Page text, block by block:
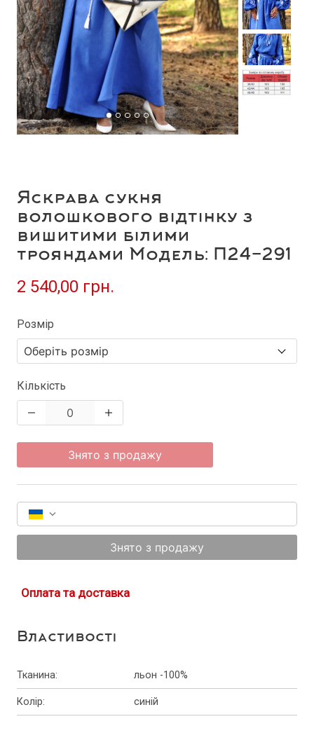
Яскрава сукня
волошкового відтінку з
вишитими білими
трояндами Модель: П24-291
2 540,00 грн.
Розмір
Кількість
Знято з продажу
Знято з продажу
Оплата та доставка
Властивості
Тканина: льон -100%
Колір: синій